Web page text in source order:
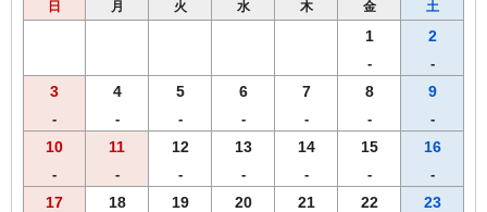
日 月 火 水 木 金 土
1
-
2
-
3
-
4
-
5
-
6
-
7
-
8
-
9
-
10
-
11
-
12
-
13
-
14
-
15
-
16
-
17 18 19 20 21 22 23